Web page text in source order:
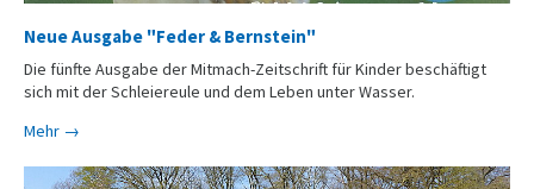
Neue Ausgabe "Feder & Bernstein"
Die fünfte Ausgabe der Mitmach-Zeitschrift für Kinder beschäftigt
sich mit der Schleiereule und dem Leben unter Wasser.
Mehr →